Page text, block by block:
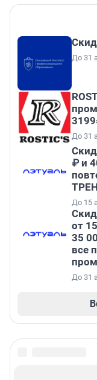
До 31
До 31
₽ и
До 15
от
35
все
До 31